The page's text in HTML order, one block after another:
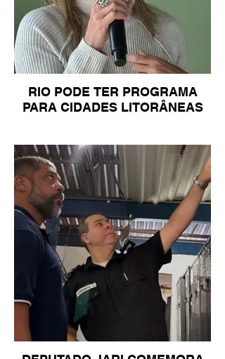
RIO PODE TER PROGRAMA
PARA CIDADES LITORÂNEAS